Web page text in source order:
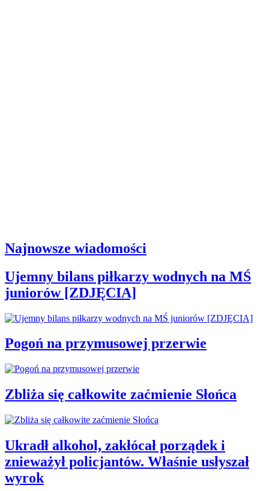
Najnowsze wiadomości
Ujemny bilans piłkarzy wodnych na MŚ
juniorów [ZDJĘCIA]
Pogoń na przymusowej przerwie
Zbliża się całkowite zaćmienie Słońca
Ukradł alkohol, zakłócał porządek i
znieważył policjantów. Właśnie usłyszał
wyrok